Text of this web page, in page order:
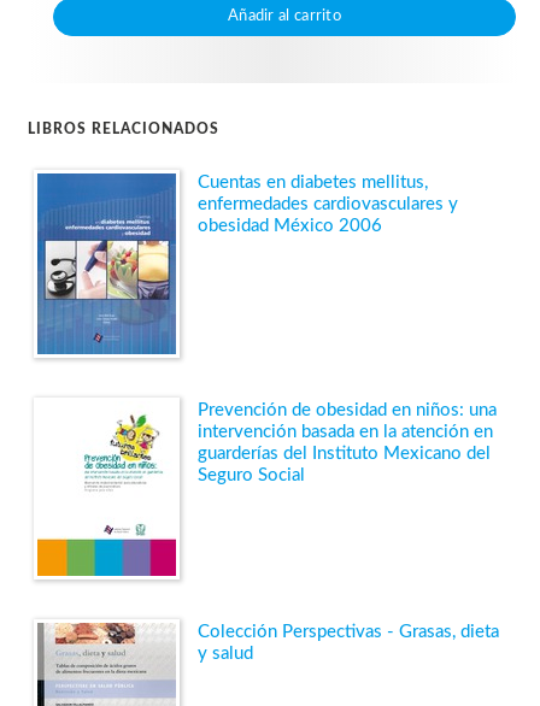
Añadir al carrito
LIBROS RELACIONADOS
Cuentas en diabetes mellitus,
enfermedades cardiovasculares y
obesidad México 2006
Prevención de obesidad en niños: una
intervención basada en la atención en
guarderías del Instituto Mexicano del
Seguro Social
Colección Perspectivas - Grasas, dieta
y salud